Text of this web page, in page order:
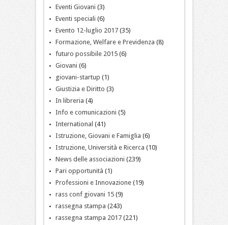
Eventi Giovani (3)
Eventi speciali (6)
Evento 12-luglio 2017(35)
Formazione, Welfare e Previdenza (8)
futuro possibile 2015(6)
Giovani (6)
giovani-startup (1)
Giustizia e Diritto (3)
In libreria (4)
Info e comunicazioni (5)
International (41)
Istruzione, Giovani e Famiglia (6)
Istruzione, Università e Ricerca (10)
News delle associazioni (239)
Pari opportunità (1)
Professioni e Innovazione(19)
rass conf giovani 15(9)
rassegna stampa (243)
rassegna stampa 2017(221)